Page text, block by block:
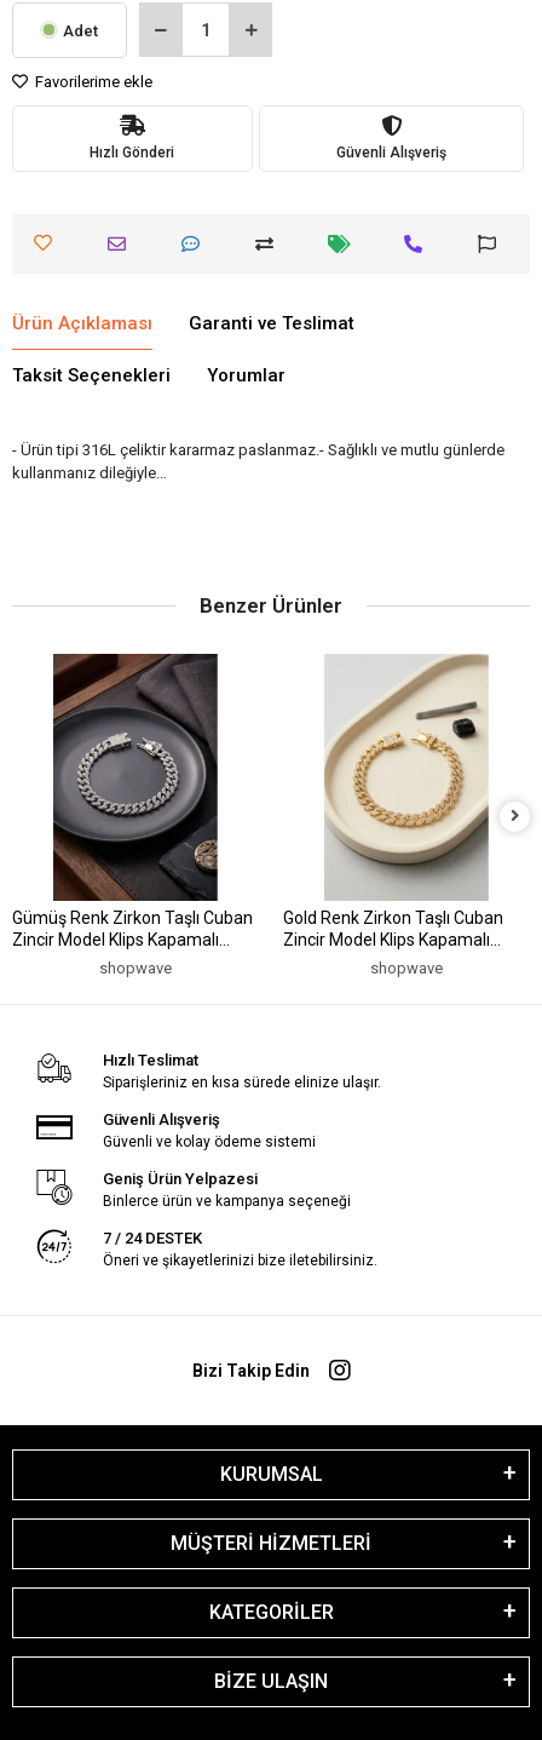
Adet
Favorilerime ekle
Hızlı Gönderi Güvenli Alışveriş
Ürün Açıklaması Garanti ve Teslimat
Taksit Seçenekleri Yorumlar
- Ürün tipi 316L çeliktir kararmaz paslanmaz.- Sağlıklı ve mutlu günlerde
kullanmanız dileğiyle…
Benzer Ürünler
Gümüş Renk Zirkon Taşlı Cuban
Zincir Model Klips Kapamalı
Erkek Bileklikshopwave
Gold Renk Zirkon Taşlı Cuban
Zincir Model Klips Kapamalı
Erkek Bileklikshopwave
Hızlı Teslimat
Siparişleriniz en kısa sürede elinize ulaşır.
Güvenli Alışveriş
Güvenli ve kolay ödeme sistemi
Geniş Ürün Yelpazesi
Binlerce ürün ve kampanya seçeneği
7 / 24 DESTEK
Öneri ve şikayetlerinizi bize iletebilirsiniz.
Bizi Takip Edin
KURUMSAL
MÜŞTERİ HİZMETLERİ
KATEGORİLER
BİZE ULAŞIN